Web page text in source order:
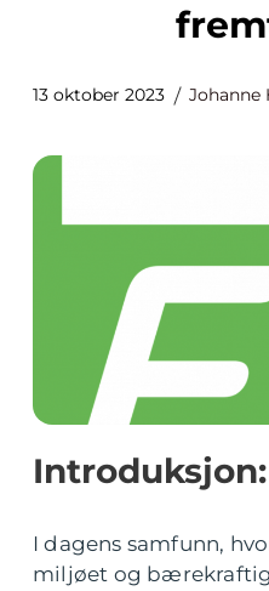
13 oktober 2023 Johanne
Introduksjon:
I dagens samfunn,
miljøet og